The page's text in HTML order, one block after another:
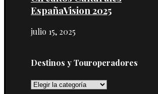
EspañaVision 2025
julio 15, 2025
Destinos y Touroperadores
Destinos